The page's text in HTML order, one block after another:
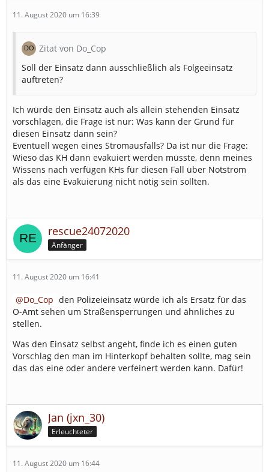
11. August 2020 um 16:39
Zitat von Do_Cop
Soll der Einsatz dann ausschließlich als Folgeeinsatz
auftreten?
Ich würde den Einsatz auch als allein stehenden Einsatz
vorschlagen, die Frage ist nur: Was kann der Grund für
diesen Einsatz dann sein?
Eventuell wegen eines Stromausfalls? Da ist nur die Frage:
Wieso das KH dann evakuiert werden müsste, denn meines
Wissens nach verfügen KHs für diesen Fall über Notstrom
als das eine Evakuierung nicht nötig sein sollten.
rescue24072020
Anfänger
11. August 2020 um 16:41
Do_Cop den Polizeieinsatz würde ich als Ersatz für das
O-Amt sehen um Straßensperrungen und ähnliches zu
stellen.
Was den Einsatz selbst angeht, finde ich es einen guten
Vorschlag den man im Hinterkopf behalten sollte, mag sein
das das eine oder andere verfeinert werden kann. Dafür!
Jan (jxn_30)
Erleuchteter
11. August 2020 um 16:44